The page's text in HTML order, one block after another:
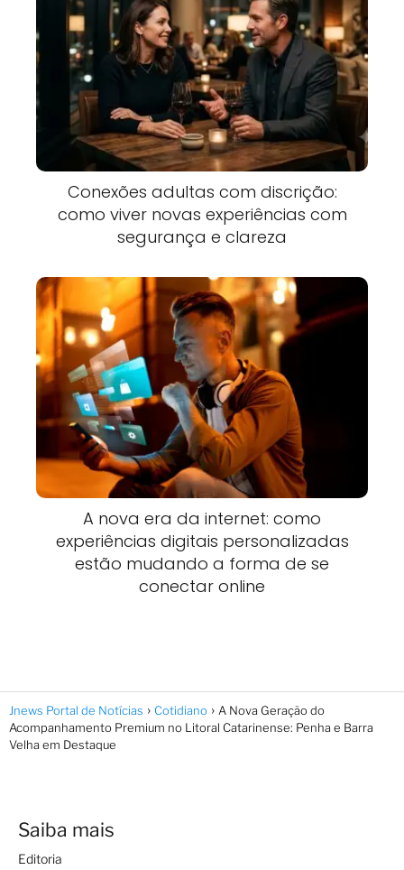
Conexões adultas com discrição:
como viver novas experiências com
segurança e clareza
A nova era da internet: como
experiências digitais personalizadas
estão mudando a forma de se
conectar online
Jnews Portal de Notícias Cotidiano
A Nova Geração do
Acompanhamento Premium no Litoral Catarinense: Penha e Barra
Velha em Destaque
Saiba mais
Editoria